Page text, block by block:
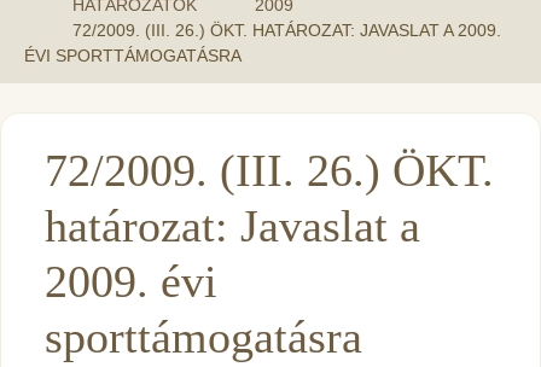
HATÁROZATOK
2009
72/2009. (III. 26.) ÖKT. HATÁROZAT: JAVASLAT A 2009.
ÉVI SPORTTÁMOGATÁSRA
72/2009. (III. 26.) ÖKT.
határozat: Javaslat a
2009. évi
sporttámogatásra